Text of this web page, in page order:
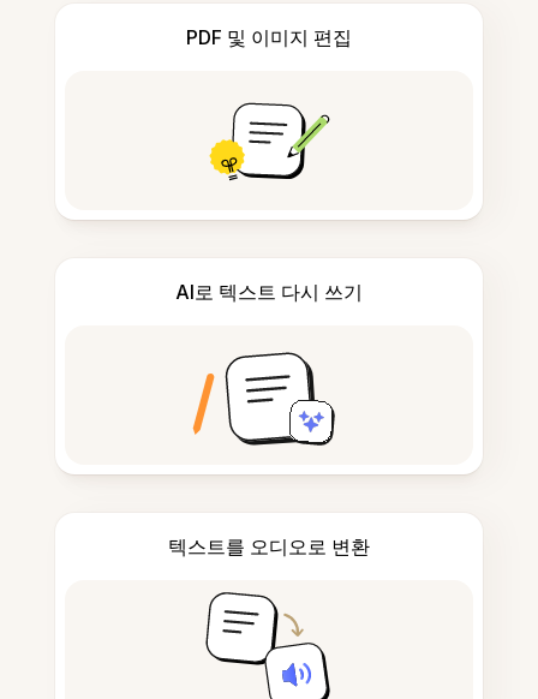
PDF 및 이미지 편집
AI로 텍스트 다시 쓰기
텍스트를 오디오로 변환